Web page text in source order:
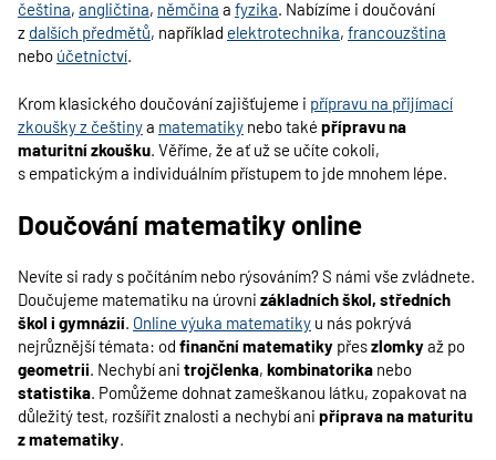
čeština, angličtina, němčina a fyzika. Nabízíme i doučování
z dalších předmětů, například elektrotechnika, francouzština
nebo účetnictví.
Krom klasického doučování zajišťujeme i přípravu na přijímací
zkoušky z češtinya matematiky nebo také přípravu na
maturitní zkoušku. Věříme, že ať už se učíte cokoli,
s empatickým a individuálním přístupem to jde mnohem lépe.
Doučování matematiky online
Nevíte si rady s počítáním nebo rýsováním? S námi vše zvládnete.
Doučujeme matematiku na úrovni základních škol, středních
škol i gymnázií. Online výuka matematiky u nás pokrývá
nejrůznější témata: od finanční matematiky přeszlomkyaž po
geometrii. Nechybí ani trojčlenka, kombinatorika nebo
statistika. Pomůžeme dohnat zameškanou látku, zopakovat na
důležitý test, rozšířit znalosti a nechybí ani příprava na maturitu
z matematiky.